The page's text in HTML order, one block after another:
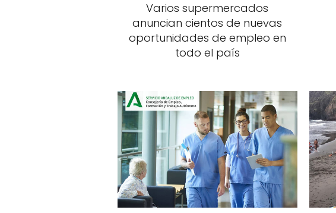
Varios supermercados
anuncian cientos de nuevas
oportunidades de empleo en
todo el país